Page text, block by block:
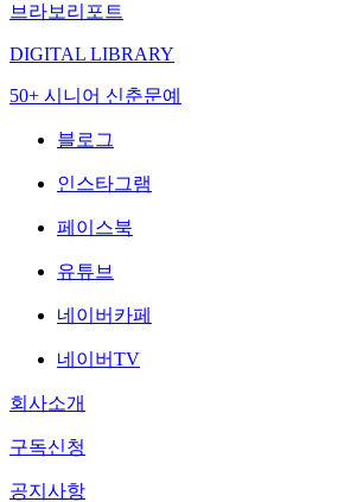
브라보리포트
DIGITAL LIBRARY
50+ 시니어 신춘문예
블로그
인스타그램
페이스북
유튜브
네이버카페
네이버TV
회사소개
구독신청
공지사항